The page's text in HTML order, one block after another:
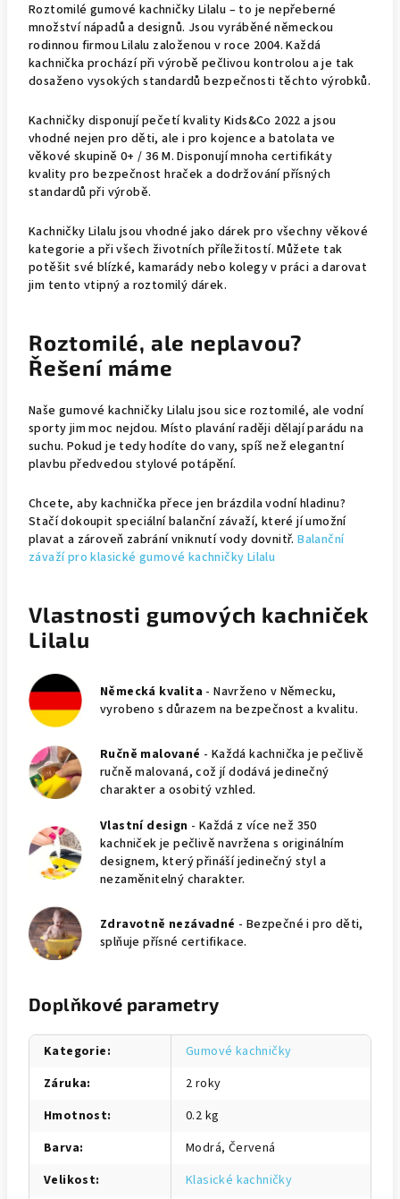
Roztomilé gumové kachničky Lilalu – to je nepřeberné
množství nápadů a designů. Jsou vyráběné německou
rodinnou firmou Lilalu založenou v roce 2004. Každá
kachnička prochází při výrobě pečlivou kontrolou a je tak
dosaženo vysokých standardů bezpečnosti těchto výrobků.
Kachničky disponují pečetí kvality Kids&Co 2022 a jsou
vhodné nejen pro děti, ale i pro kojence a batolata ve
věkové skupině 0+ / 36 M. Disponují mnoha certifikáty
kvality pro bezpečnost hraček a dodržování přísných
standardů při výrobě.
Kachničky Lilalu jsou vhodné jako dárek pro všechny věkové
kategorie a při všech životních příležitostí. Můžete tak
potěšit své blízké, kamarády nebo kolegy v práci a darovat
jim tento vtipný a roztomilý dárek.
Roztomilé, ale neplavou?
Řešení máme
Naše gumové kachničky Lilalu jsou sice roztomilé, ale vodní
sporty jim moc nejdou. Místo plavání raději dělají parádu na
suchu. Pokud je tedy hodíte do vany, spíš než elegantní
plavbu předvedou stylové potápění.
Chcete, aby kachnička přece jen brázdila vodní hladinu?
Stačí dokoupit speciální balanční závaží, které jí umožní
plavat a zároveň zabrání vniknutí vody dovnitř.Balanční
závaží pro klasické gumové kachničky Lilalu
Vlastnosti gumových kachniček
Lilalu
Německá kvalita - Navrženo v Německu,
vyrobeno s důrazem na bezpečnost a kvalitu.
Ručně malované - Každá kachnička je pečlivě
ručně malovaná, což jí dodává jedinečný
charakter a osobitý vzhled.
Vlastní design - Každá z více než 350
kachniček je pečlivě navržena s originálním
designem, který přináší jedinečný styl a
nezaměnitelný charakter.
Zdravotně nezávadné - Bezpečné i pro děti,
splňuje přísné certifikace.
Doplňkové parametry
Kategorie:
Gumové kachničky
Záruka:
2 roky
Hmotnost:
0.2 kg
Barva:
Modrá, Červená
Velikost: Klasické kachničky